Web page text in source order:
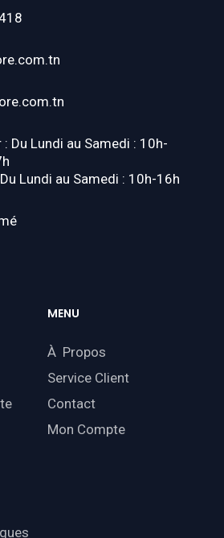
Du Lundi au Samedi : 10h-
Lundi au Samedi : 10h-16h
MENU
À Propos
Service Client
Contact
Mon Compte